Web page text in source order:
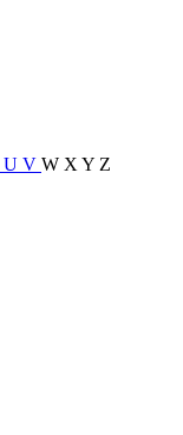
U V W X Y Z